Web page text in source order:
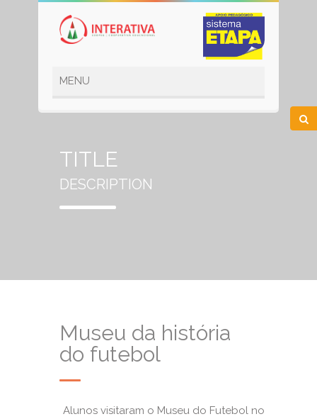
TITLE
DESCRIPTION
Museu da história
do futebol
Alunos visitaram o Museu do Futebol no